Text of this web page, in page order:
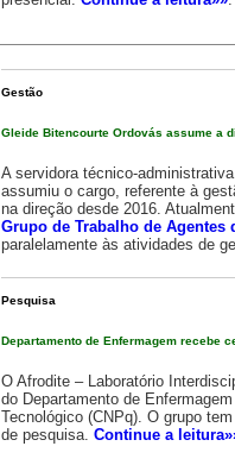
Gestão
Gleide Bitencourte Ordovás assume a
A servidora técnico-administrativa
assumiu o cargo, referente à
na direção desde 2016.
Grupo de Trabalho de Agentes
paralelamente às atividades de
Pesquisa
Departamento de Enfermagem recebe
O Afrodite – Laboratório
do Departamento de
Tecnológico (CNPq). O grupo
de pesquisa. Continue a